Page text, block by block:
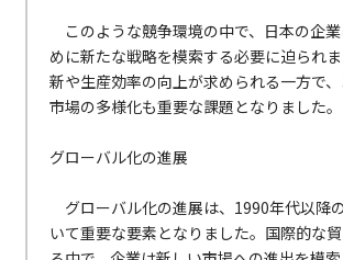
このような競争環境の中で、日本の企
めに新たな戦略を模索する必要に迫られ
新や生産効率の向上が求められる一方で
市場の多様化も重要な課題となりました。
グローバル化の進展
グローバル化の進展は、1990年代以降
いて重要な要素となりました。国際的な